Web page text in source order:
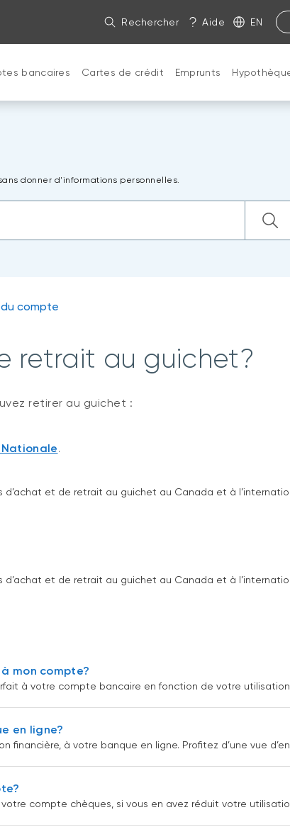
Rechercher Aide EN
bancaires Cartes de crédit Emprunts
donner d'informations personnelles.
compte
retrait au guichet?
retirer au guichet :
.
d’achat et de retrait au guichet au Canada et à
d’achat et de retrait au guichet au Canada et à
mon compte?
à votre compte bancaire en fonction de votre
en ligne?
à votre banque en ligne. Profitez d’une vue
compte chèques, si vous en avez réduit votre